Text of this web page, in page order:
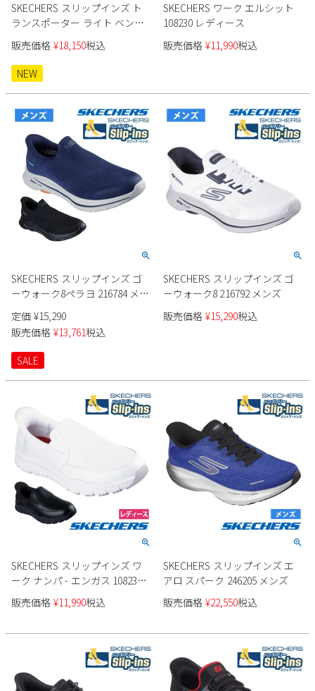
新規会員登録
会社概要
プライバシーポリシー
特定商取引法に基づく表示
お問い合わせ
SKECHERS スリップインズ ト
ランスポーター ライト ベン
200262J メンズ
販売価格 ¥18,150税込
NEW
SKECHERS ワーク エルシット
108230 レディース
販売価格 ¥11,990税込
SKECHERS スリップインズ ゴ
ーウォーク8ペラヨ 216784 メン
ズ
定価 ¥15,290
販売価格 ¥13,761税込
SALE
SKECHERS スリップインズ ゴ
ーウォーク8 216792 メンズ
販売価格 ¥15,290税込
SKECHERS スリップインズ ワ
ーク ナンパ - エンガス 108235
レディース
販売価格 ¥11,990税込
SKECHERS スリップインズ エ
アロ スパーク 246205 メンズ
販売価格 ¥22,550税込